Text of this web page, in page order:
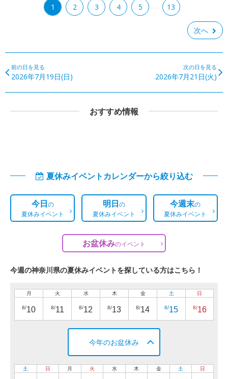
1 2 3 4 5 … 13
次へ
前の日を見る
2026年7月19日(日)
次の日を見る
2026年7月21日(火)
おすすめ情報
夏休みイベントカレンダーから絞り込む
今日の
夏休みイベント
明日の
夏休みイベント
今週末の
夏休みイベント
お盆休みのイベント
今週の神奈川県の夏休みイベントを探している方はこちら！
月
8/10
火
8/11
水
8/12
木
8/13
金
8/14
土
8/15
日
8/16
今年のお盆休み
土 日 月 火 水 木 金 土 日